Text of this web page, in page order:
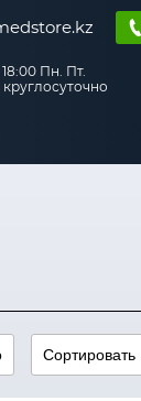
Пн. Пт.